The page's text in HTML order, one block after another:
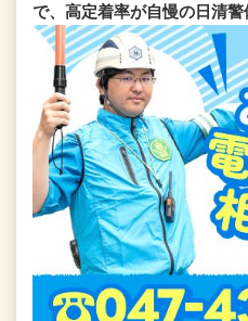
で、高定着率が自慢の日清